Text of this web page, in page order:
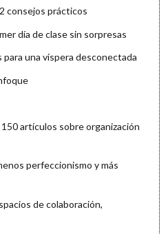
consejos prácticos
día de clase sin sorpresas
para una víspera desconectada
artículos sobre organización
perfeccionismo y más
de colaboración,